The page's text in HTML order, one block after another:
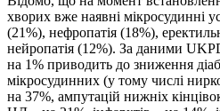
хворих вже наявні мікросудинні
(21%), нефропатія (18%),
нейропатія (12%). За даними
на 1% приводить до зниження
мікросудинних (у тому числі
на 37%, ампутацій нижніх